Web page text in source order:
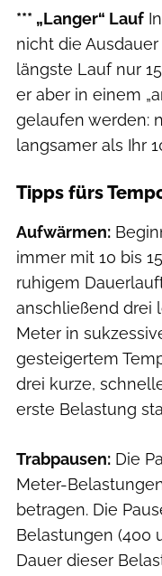
*** „Langer“ Lauf
nicht die
längste Lauf nur
er aber in einem
gelaufen werden:
langsamer als Ihr
Tipps fürs
Aufwärmen:
immer mit 10 bis
ruhigem
anschließend drei
Meter in
gesteigertem
drei kurze,
erste Belastung
Trabpausen: Die
Meter-
betragen. Die
Belastungen (400
Dauer dieser